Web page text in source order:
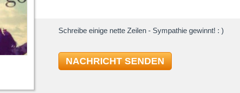
Schreibe einige nette Zeilen - Sympathie gewinnt! : )
NACHRICHT SENDEN